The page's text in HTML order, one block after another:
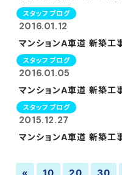
2016.01.12
スタッフブログ
マンションA車道 新築
2016.01.05
スタッフブログ
マンションA車道 新築
2015.12.27
スタッフブログ
マンションA車道 新築
« 10 20 30